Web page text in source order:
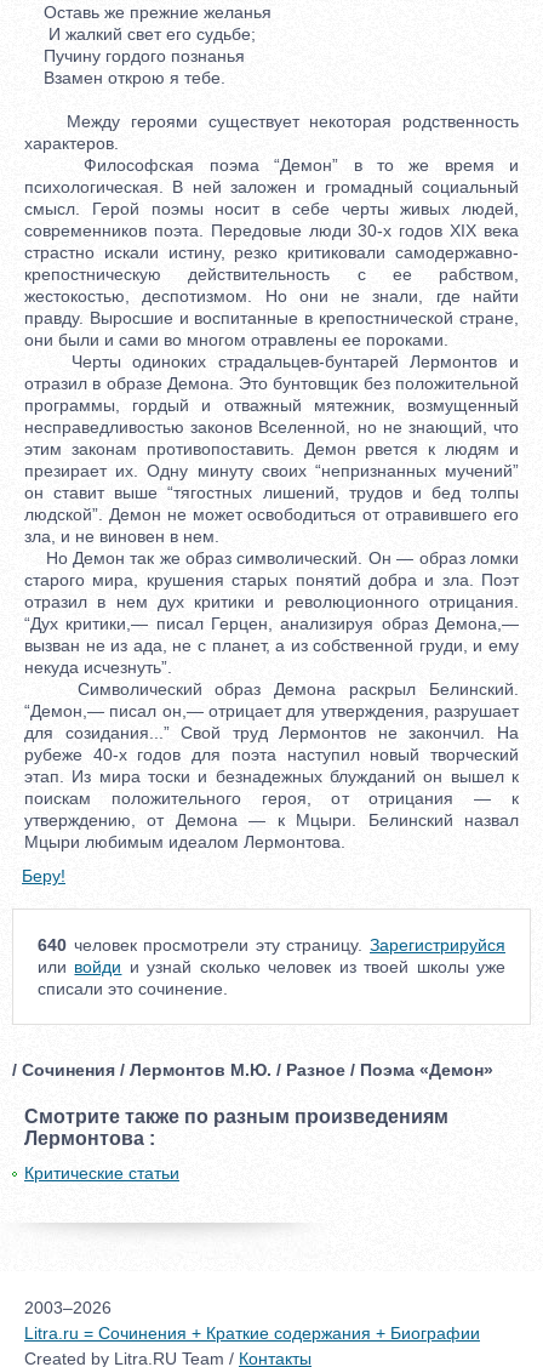
Оставь же прежние желанья
И жалкий свет его судьбе;
Пучину гордого познанья
Взамен открою я тебе.
Между героями существует некоторая родственность
характеров.
Философская поэма “Демон” в то же время и
психологическая. В ней заложен и громадный социальный
смысл. Герой поэмы носит в себе черты живых людей,
современников поэта. Передовые люди 30-х годов XIX века
страстно искали истину, резко критиковали самодержавно-
крепостническую действительность с ее рабством,
жестокостью, деспотизмом. Но они не знали, где найти
правду. Выросшие и воспитанные в крепостнической стране,
они были и сами во многом отравлены ее пороками.
Черты одиноких страдальцев-бунтарей Лермонтов и
отразил в образе Демона. Это бунтовщик без положительной
программы, гордый и отважный мятежник, возмущенный
несправедливостью законов Вселенной, но не знающий, что
этим законам противопоставить. Демон рвется к людям и
презирает их. Одну минуту своих “непризнанных мучений”
он ставит выше “тягостных лишений, трудов и бед толпы
людской”. Демон не может освободиться от отравившего его
зла, и не виновен в нем.
Но Демон так же образ символический. Он — образ ломки
старого мира, крушения старых понятий добра и зла. Поэт
отразил в нем дух критики и революционного отрицания.
“Дух критики,— писал Герцен, анализируя образ Демона,—
вызван не из ада, не с планет, а из собственной груди, и ему
некуда исчезнуть”.
Символический образ Демона раскрыл Белинский.
“Демон,— писал он,— отрицает для утверждения, разрушает
для созидания...” Свой труд Лермонтов не закончил. На
рубеже 40-х годов для поэта наступил новый творческий
этап. Из мира тоски и безнадежных блужданий он вышел к
поискам положительного героя, от отрицания — к
утверждению, от Демона — к Мцыри. Белинский назвал
Мцыри любимым идеалом Лермонтова.
Беру!
640 человек просмотрели эту страницу. Зарегистрируйся
или войди и узнай сколько человек из твоей школы уже
списали это сочинение.
/ Сочинения / Лермонтов М.Ю. / Разное / Поэма «Демон»
Смотрите также по разным произведениям
Лермонтова :
Критические статьи
2003–2026
Litra.ru = Сочинения + Краткие содержания + Биографии
Created by Litra.RU Team / Контакты